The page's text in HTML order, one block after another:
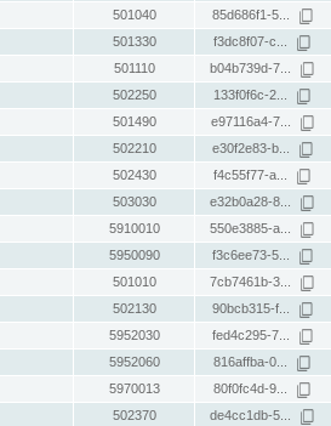
501040 85d686f1-5...
501330 f3dc8f07-c...
501110 b04b739d-7...
502250 133f0f6c-2...
501490 e97116a4-7...
502210 e30f2e83-b...
502430 f4c55f77-a...
503030 e32b0a28-8...
5910010 550e3885-a...
5950090 f3c6ee73-5...
501010 7cb7461b-3...
502130 90bcb315-f...
5952030 fed4c295-7...
5952060 816affba-0...
5970013 80f0fc4d-9...
502370 de4cc1db-5...